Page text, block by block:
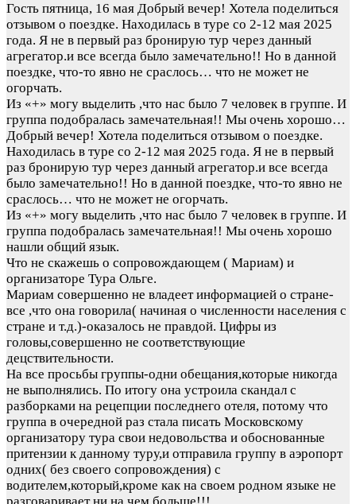
Гость пятница, 16 мая Добрый вечер! Хотела поделиться
отзывом о поездке. Находилась в туре со 2-12 мая 2025
года. Я не в первый раз бронирую тур через данный
агрегатор.и все всегда было замечательно!! Но в данной
поездке, что-то явно не сраслось… что не может не
огорчать.
Из «+» могу выделить ,что нас было 7 человек в группе. И
группа подобралась замечательная!! Мы очень хорошо…
Добрый вечер! Хотела поделиться отзывом о поездке.
Находилась в туре со 2-12 мая 2025 года. Я не в первый
раз бронирую тур через данный агрегатор.и все всегда
было замечательно!! Но в данной поездке, что-то явно не
сраслось… что не может не огорчать.
Из «+» могу выделить ,что нас было 7 человек в группе. И
группа подобралась замечательная!! Мы очень хорошо
нашли общий язык.
Что не скажешь о сопровождающем ( Мариам) и
организаторе Тура Ольге.
Мариам совершенно не владеет информацией о стране-
все ,что она говорила( начиная о численности населения с
стране и т.д.)-оказалось не правдой. Цифры из
головы,совершенно не соответствующие
децствительности.
На все просьбы группы-одни обещания,которые никогда
не выполнялись. По итогу она устроила скандал с
разборками на рецепции последнего отеля, потому что
группа в очередной раз стала писать Московскому
организатору тура свои недовольства и обоснованные
притензии к данному туру,и отправила группу в аэропорт
одних( без своего сопровождения) с
водителем,который,кроме как на своем родном языке не